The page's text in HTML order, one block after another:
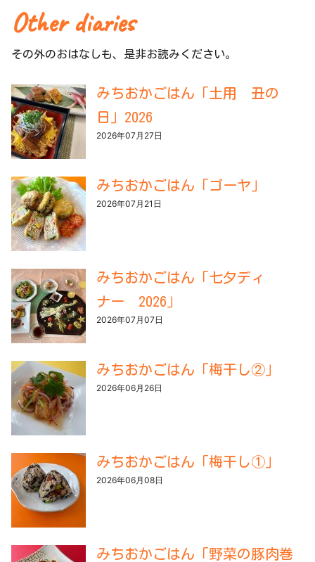
Other diaries
その外のおはなしも、是非お読みください。
みちおかごはん「土用 丑の
日」2026
2026年07月27日
みちおかごはん「ゴーヤ」
2026年07月21日
みちおかごはん「七夕ディ
ナー 2026」
2026年07月07日
みちおかごはん「梅干し②」
2026年06月26日
みちおかごはん「梅干し①」
2026年06月08日
みちおかごはん「野菜の豚肉巻